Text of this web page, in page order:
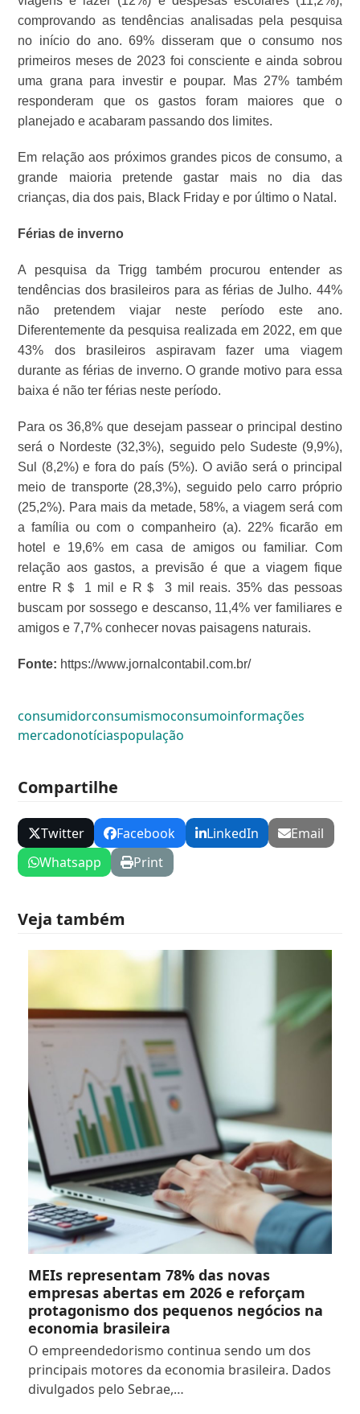
comprovando as tendências analisadas pela pesquisa
no início do ano. 69% disseram que o consumo nos
primeiros meses de 2023 foi consciente e ainda sobrou
uma grana para investir e poupar. Mas 27% também
responderam que os gastos foram maiores que o
planejado e acabaram passando dos limites.
Em relação aos próximos grandes picos de consumo, a
grande maioria pretende gastar mais no dia das
crianças, dia dos pais, Black Friday e por último o Natal.
Férias de inverno
A pesquisa da Trigg também procurou entender as
tendências dos brasileiros para as férias de Julho. 44%
não pretendem viajar neste período este ano.
Diferentemente da pesquisa realizada em 2022, em que
43% dos brasileiros aspiravam fazer uma viagem
durante as férias de inverno. O grande motivo para essa
baixa é não ter férias neste período.
Para os 36,8% que desejam passear o principal destino
será o Nordeste (32,3%), seguido pelo Sudeste (9,9%),
Sul (8,2%) e fora do país (5%). O avião será o principal
meio de transporte (28,3%), seguido pelo carro próprio
(25,2%). Para mais da metade, 58%, a viagem será com
a família ou com o companheiro (a). 22% ficarão em
hotel e 19,6% em casa de amigos ou familiar. Com
relação aos gastos, a previsão é que a viagem fique
entre R＄ 1 mil e R＄ 3 mil reais. 35% das pessoas
buscam por sossego e descanso, 11,4% ver familiares e
amigos e 7,7% conhecer novas paisagens naturais.
Fonte: https://www.jornalcontabil.com.br/
consumidorconsumismoconsumoinformações
mercadonotíciaspopulação
Compartilhe
Twitter Facebook LinkedIn
Email
Whatsapp
Print
Veja também
MEIs representam 78% das novas
empresas abertas em 2026 e reforçam
protagonismo dos pequenos negócios na
economia brasileira
O empreendedorismo continua sendo um dos
principais motores da economia brasileira. Dados
divulgados pelo Sebrae,…